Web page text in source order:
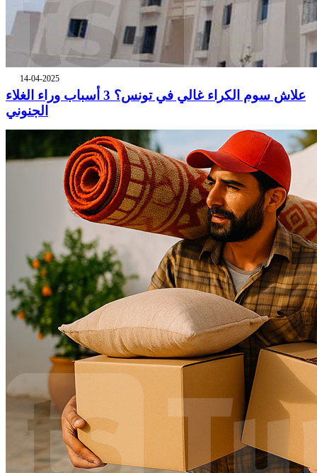
14-04-2025
علاش سوم الكراء غالي في تونس؟ 3 أسباب وراء الغلاء
الجنوني